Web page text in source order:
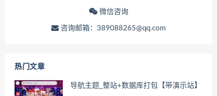
微信咨询
咨询邮箱：389088265@qq.com
热门文章
导航主题_整站+数据库打包【带演示站】